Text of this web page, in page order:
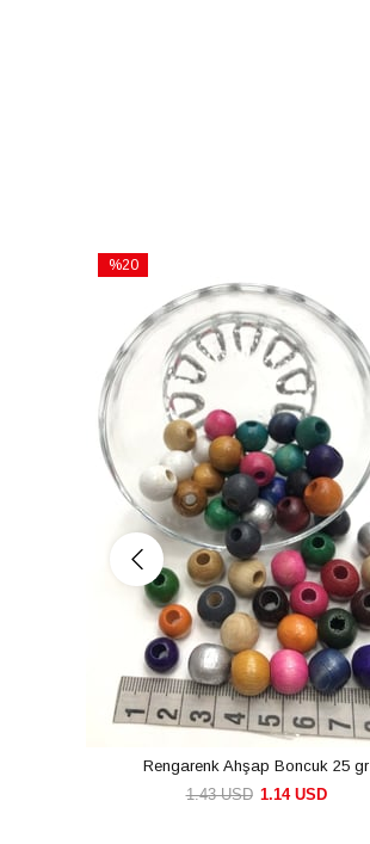
%20
%20İndirim
Rengarenk Ahşap Boncuk 25 gr
1.14 USD
1.43 USD